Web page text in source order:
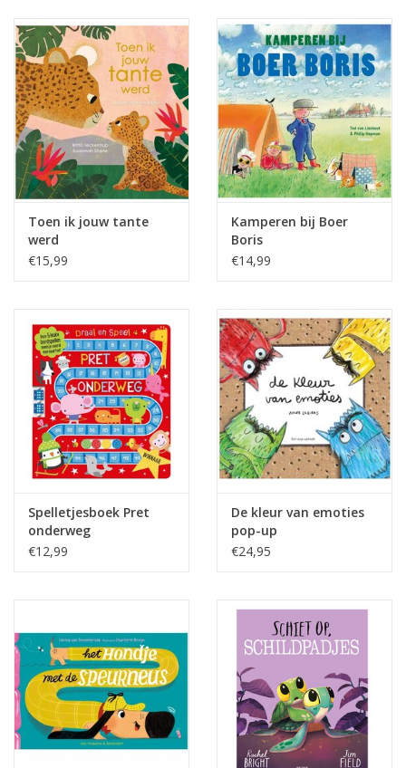
Toen ik jouw tante
werd
€15,99
Kamperen bij Boer
Boris
€14,99
Spelletjesboek Pret
onderweg
€12,99
De kleur van emoties
pop-up
€24,95